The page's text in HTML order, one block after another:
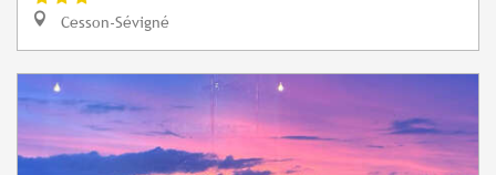
Cesson-Sévigné